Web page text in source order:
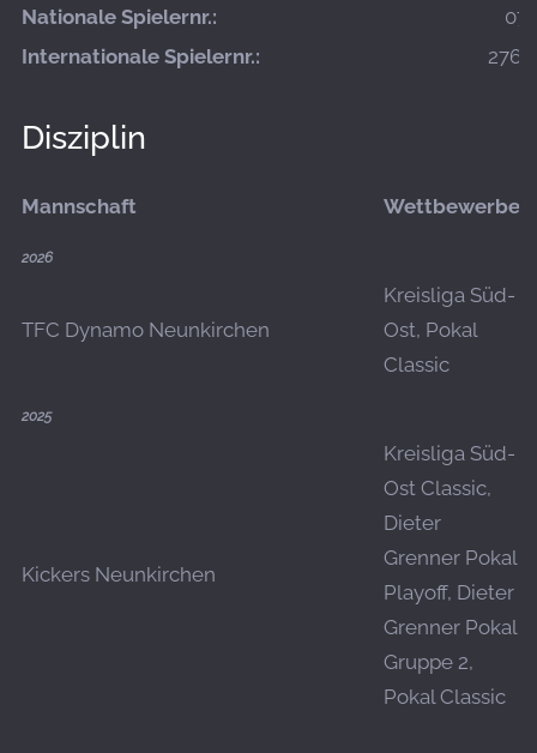
Nationale Spielernr.:
Internationale Spielernr.:
Disziplin
Mannschaft Wettbewerbe
2026
TFC Dynamo Neunkirchen
Kreisliga Süd-
Ost, Pokal
Classic
2025
Kickers Neunkirchen
Kreisliga Süd-
Ost Classic,
Dieter
Grenner Pokal
Playoff, Dieter
Grenner Pokal
Gruppe 2,
Pokal Classic